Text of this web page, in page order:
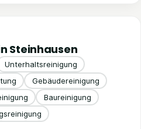
Steinhausen
Unterhaltsreinigung
Gebäudereinigung
Baureinigung